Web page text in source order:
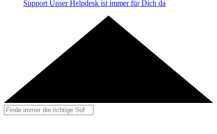
Support Unser Helpdesk ist immer für Dich da